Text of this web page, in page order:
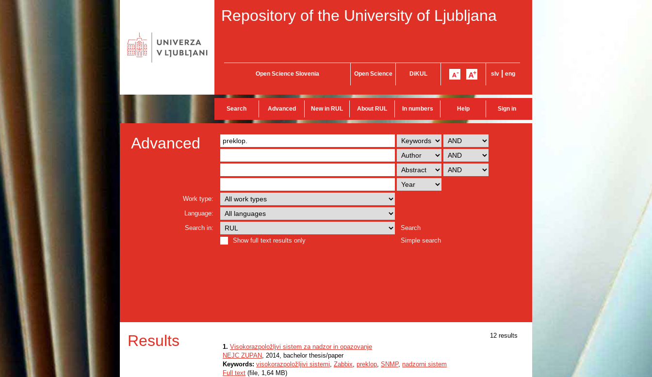
Repository of the University of Ljubljana
Open Science Slovenia Open Science DiKUL slv eng
Search Advanced New in RUL About RUL In numbers Help Sign in
Advanced
Work type:
Language:
Search in:
Search
Show full text results only
Simple search
Results
12 results
1. Visokorazpoložljvi sistem za nadzor in opazovanje
NEJC ZUPAN, 2014, bachelor thesis/paper
Keywords: visokorazpoložljivi sistemi, Zabbix, preklop, SNMP, nadzorni sistem
Full text (file, 1,64 MB)